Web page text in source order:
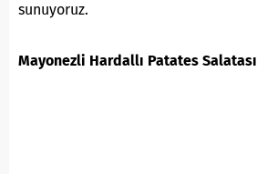
sunuyoruz.
Mayonezli Hardallı Patates Salatası